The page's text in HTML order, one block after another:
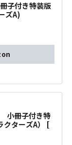
子付き特装版
ズA)
小冊子付き特
クターズA） [